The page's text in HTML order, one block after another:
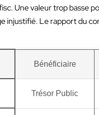
Une valeur trop basse
Le rapport du
Bénéficiaire
Trésor Public